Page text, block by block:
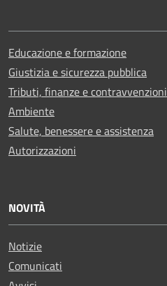
Educazione e formazione
Giustizia e sicurezza pubblica
Tributi, finanze e contravvenzioni
Ambiente
Salute, benessere e assistenza
Autorizzazioni
NOVITÀ
Notizie
Comunicati